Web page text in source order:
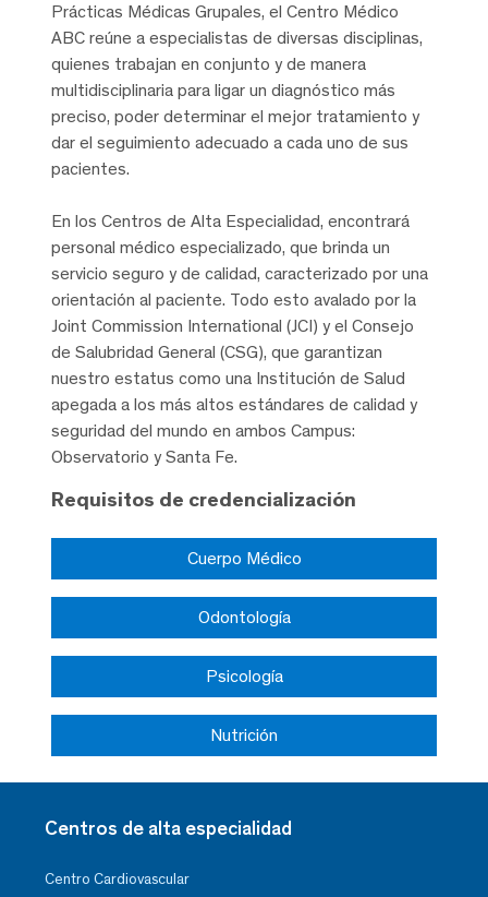
Prácticas Médicas Grupales, el Centro Médico
ABC reúne a especialistas de diversas disciplinas,
quienes trabajan en conjunto y de manera
multidisciplinaria para ligar un diagnóstico más
preciso, poder determinar el mejor tratamiento y
dar el seguimiento adecuado a cada uno de sus
pacientes.
En los Centros de Alta Especialidad, encontrará
personal médico especializado, que brinda un
servicio seguro y de calidad, caracterizado por una
orientación al paciente. Todo esto avalado por la
Joint Commission International (JCI) y el Consejo
de Salubridad General (CSG), que garantizan
nuestro estatus como una Institución de Salud
apegada a los más altos estándares de calidad y
seguridad del mundo en ambos Campus:
Observatorio y Santa Fe.
Requisitos de credencialización
Cuerpo Médico
Odontología
Psicología
Nutrición
Centros de alta especialidad
Centro Cardiovascular